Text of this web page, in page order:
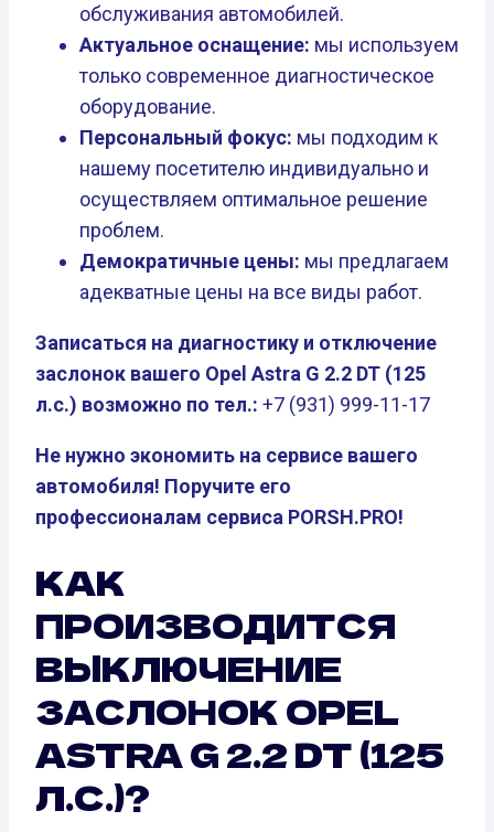
обслуживания автомобилей.
Актуальное оснащение: мы используем
только современное диагностическое
оборудование.
Персональный фокус: мы подходим к
нашему посетителю индивидуально и
осуществляем оптимальное решение
проблем.
Демократичные цены: мы предлагаем
адекватные цены на все виды работ.
Записаться на диагностику и отключение
заслонок вашего Opel Astra G 2.2 DT (125
л.с.) возможно по тел.: +7 (931) 999-11-17
Не нужно экономить на сервисе вашего
автомобиля! Поручите его
профессионалам сервиса PORSH.PRO!
КАК
ПРОИЗВОДИТСЯ
ВЫКЛЮЧЕНИЕ
ЗАСЛОНОК OPEL
ASTRA G 2.2 DT (125
Л.С.)?